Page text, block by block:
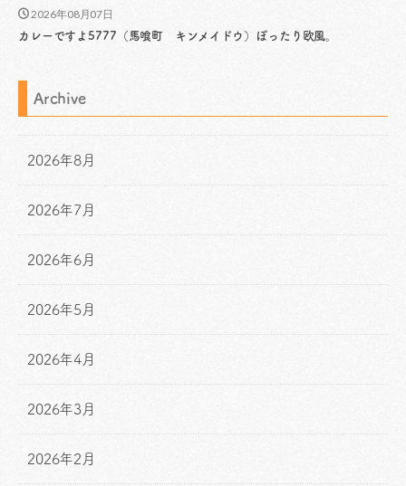
2026年08月07日
カレーですよ5777（馬喰町 キンメイドウ）ぽったり欧風。
Archive
2026年8月
2026年7月
2026年6月
2026年5月
2026年4月
2026年3月
2026年2月